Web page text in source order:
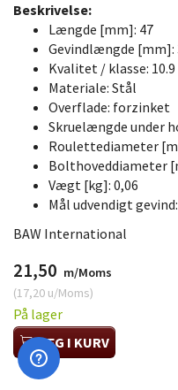
Beskrivelse:
Længde [mm]: 47
Gevindlængde [mm]:
Kvalitet / klasse: 10.9
Materiale: Stål
Overflade: forzinket
Skruelængde under
Roulettediameter
Bolthoveddiameter
Vægt [kg]: 0,06
Mål udvendigt gevind:
BAW International
21,50 m/Moms
(17,20 u/Moms)
På lager
LÆG I KURV